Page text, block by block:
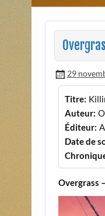
29
Titre:
Auteur:
Éditeur:
Date de
Overgrass